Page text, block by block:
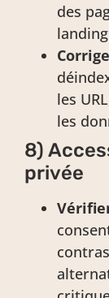
des
les
les
8)
privée